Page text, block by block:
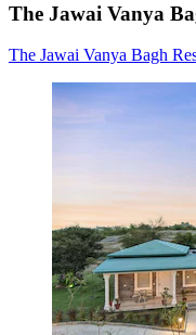
The Jawai Vanya
The Jawai Vanya Bagh